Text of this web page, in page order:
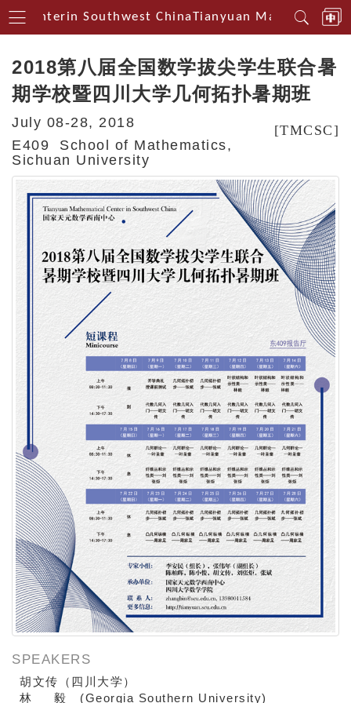
Centerin Southwest ChinaTianyuan Mathematical
2018第八届全国数学拔尖学生联合暑
期学校暨四川大学几何拓扑暑期班
[TMCSC]
July 08-28, 2018
E409 School of Mathematics,
Sichuan University
SPEAKERS
胡文传（四川大学）
林 毅 (Georgia Southern University)